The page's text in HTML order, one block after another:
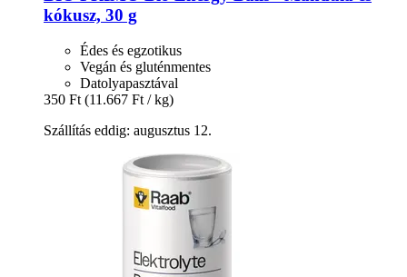
kókusz, 30 g
Édes és egzotikus
Vegán és gluténmentes
Datolyapasztával
350 Ft (11.667 Ft / kg)
Szállítás eddig: augusztus 12.